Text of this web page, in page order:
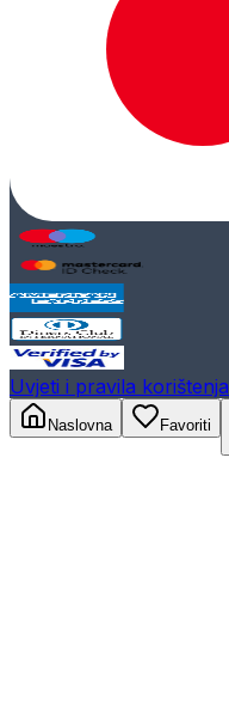
Uvjeti i pravila korištenja
Naslovna
Favoriti